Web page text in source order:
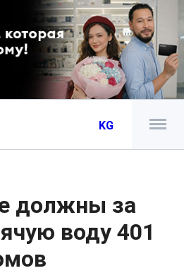
KG
должны за
воду 401